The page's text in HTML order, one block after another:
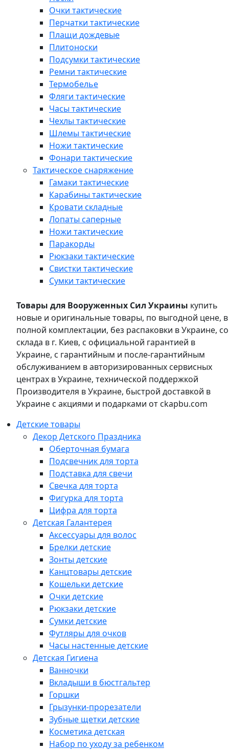
Очки тактические
Перчатки тактические
Плащи дождевые
Плитоноски
Подсумки тактические
Ремни тактические
Термобелье
Фляги тактические
Часы тактические
Чехлы тактические
Шлемы тактические
Ножи тактические
Фонари тактические
Тактическое снаряжение
Гамаки тактические
Карабины тактические
Кровати складные
Лопаты саперные
Ножи тактические
Паракорды
Рюкзаки тактические
Свистки тактические
Сумки тактические
Товары для Вооруженных Сил Украины купить
новые и оригинальные товары, по выгодной цене, в
полной комплектации, без распаковки в Украине, со
склада в г. Киев, с официальной гарантией в
Украине, с гарантийным и после-гарантийным
обслуживанием в авторизированных сервисных
центрах в Украине, технической поддержкой
Производителя в Украине, быстрой доставкой в
Украине с акциями и подарками от ckapbu.com
Детские товары
Декор Детского Праздника
Оберточная бумага
Подсвечник для торта
Подставка для свечи
Свечка для торта
Фигурка для торта
Цифра для торта
Детская Галантерея
Аксессуары для волос
Брелки детские
Зонты детские
Канцтовары детские
Кошельки детские
Очки детские
Рюкзаки детские
Сумки детские
Футляры для очков
Часы настенные детские
Детская Гигиена
Ванночки
Вкладыши в бюстгальтер
Горшки
Грызунки-прорезатели
Зубные щетки детские
Косметика детская
Набор по уходу за ребенком